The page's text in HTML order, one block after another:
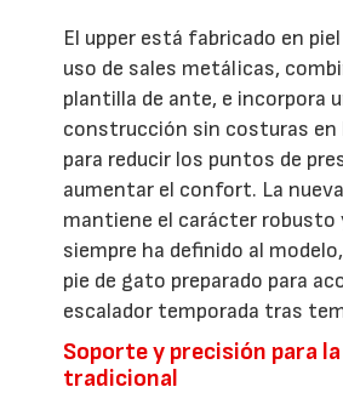
El upper está fabricado en
uso de sales metálicas,
plantilla de ante, e incorpora
construcción sin costuras en
para reducir los puntos de
aumentar el confort. La
mantiene el carácter robusto
siempre ha definido al
pie de gato preparado para
escalador temporada tras
Soporte y precisión para
tradicional